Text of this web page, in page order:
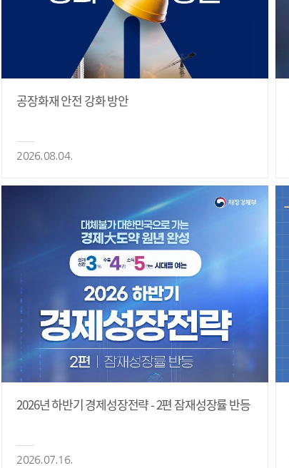
공장화재 안전 강화 방안
2026.08.04.
2026년 하반기 경제성장전략 - 2편 잠재성장률 반등
2026.07.16.